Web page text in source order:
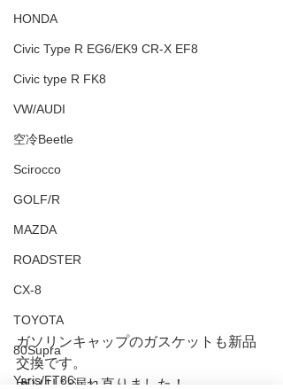
HONDA
Civic Type R EG6/EK9 CR-X EF8
Civic type R FK8
VW/AUDI
空冷Beetle
Scirocco
GOLF/R
MAZDA
ROADSTER
CX-8
TOYOTA
80Supra
Yaris/FT86
ガソリンキャップのガスケットも新品
交換です。
ガソリン漏れ直りました！